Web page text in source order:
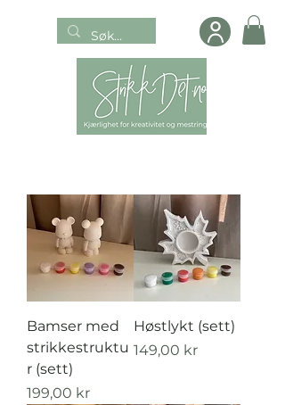
Bamser med
strikkestruktu
r (sett)
Pris
199,00 kr
Høstlykt (sett)
Pris
149,00 kr